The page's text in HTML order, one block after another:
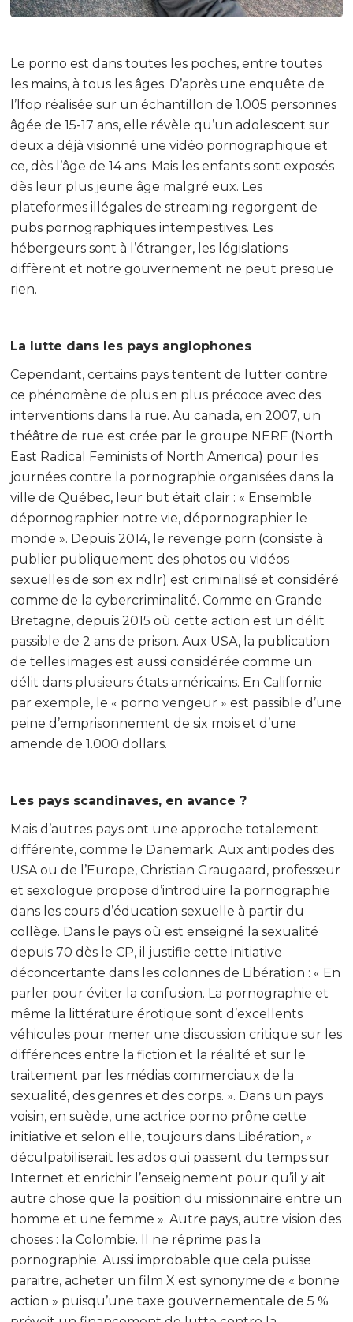
Le porno est dans toutes les poches, entre toutes
les mains, à tous les âges. D’après une enquête de
l’Ifop réalisée sur un échantillon de 1.005 personnes
âgée de 15-17 ans, elle révèle qu’un adolescent sur
deux a déjà visionné une vidéo pornographique et
ce, dès l’âge de 14 ans. Mais les enfants sont exposés
dès leur plus jeune âge malgré eux. Les
plateformes illégales de streaming regorgent de
pubs pornographiques intempestives. Les
hébergeurs sont à l’étranger, les législations
diffèrent et notre gouvernement ne peut presque
rien.
La lutte dans les pays anglophones
Cependant, certains pays tentent de lutter contre
ce phénomène de plus en plus précoce avec des
interventions dans la rue. Au canada, en 2007, un
théâtre de rue est crée par le groupe NERF (North
East Radical Feminists of North America) pour les
journées contre la pornographie organisées dans la
ville de Québec, leur but était clair : « Ensemble
dépornographier notre vie, dépornographier le
monde ». Depuis 2014, le revenge porn (consiste à
publier publiquement des photos ou vidéos
sexuelles de son ex ndlr) est criminalisé et considéré
comme de la cybercriminalité. Comme en Grande
Bretagne, depuis 2015 où cette action est un délit
passible de 2 ans de prison. Aux USA, la publication
de telles images est aussi considérée comme un
délit dans plusieurs états américains. En Californie
par exemple, le « porno vengeur » est passible d’une
peine d’emprisonnement de six mois et d’une
amende de 1.000 dollars.
Les pays scandinaves, en avance ?
Mais d’autres pays ont une approche totalement
différente, comme le Danemark. Aux antipodes des
USA ou de l’Europe, Christian Graugaard, professeur
et sexologue propose d’introduire la pornographie
dans les cours d’éducation sexuelle à partir du
collège. Dans le pays où est enseigné la sexualité
depuis 70 dès le CP, il justifie cette initiative
déconcertante dans les colonnes de Libération : « En
parler pour éviter la confusion. La pornographie et
même la littérature érotique sont d’excellents
véhicules pour mener une discussion critique sur les
différences entre la fiction et la réalité et sur le
traitement par les médias commerciaux de la
sexualité, des genres et des corps. ». Dans un pays
voisin, en suède, une actrice porno prône cette
initiative et selon elle, toujours dans Libération, «
déculpabiliserait les ados qui passent du temps sur
Internet et enrichir l’enseignement pour qu’il y ait
autre chose que la position du missionnaire entre un
homme et une femme ». Autre pays, autre vision des
choses : la Colombie. Il ne réprime pas la
pornographie. Aussi improbable que cela puisse
paraitre, acheter un film X est synonyme de « bonne
action » puisqu’une taxe gouvernementale de 5 %